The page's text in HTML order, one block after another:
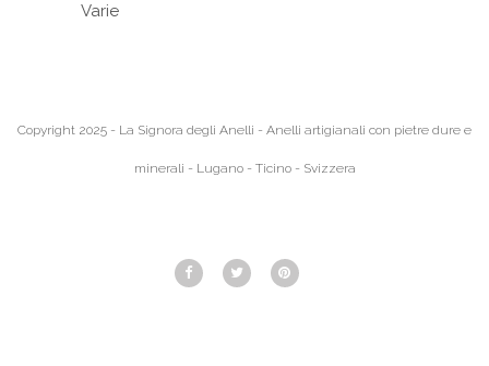
Varie
Copyright 2025 - La Signora degli Anelli - Anelli artigianali con pietre dure e
minerali - Lugano - Ticino - Svizzera